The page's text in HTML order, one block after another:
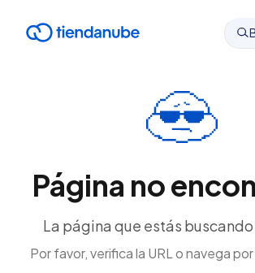
Página no
La página que estás
Por favor, verifica la URL o navega